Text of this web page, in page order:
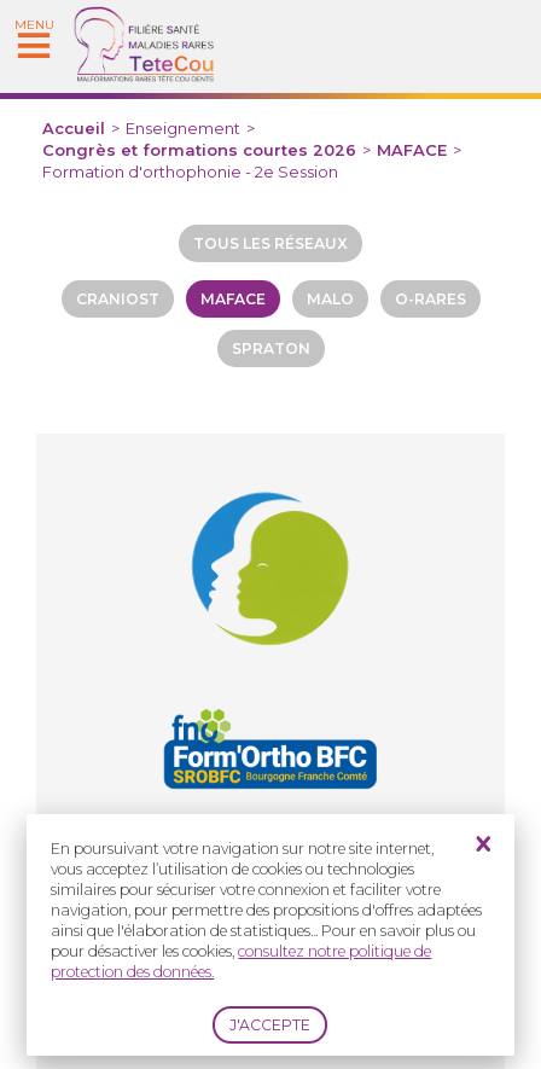
En poursuivant votre navigation sur notre site internet,
vous acceptez l’utilisation de cookies ou technologies
similaires pour sécuriser votre connexion et faciliter votre
navigation, pour permettre des propositions d'offres adaptées
ainsi que l'élaboration de statistiques... Pour en savoir plus ou
pour désactiver les cookies,consultez notre politique de
protection des données.
MENU
Accueil > Enseignement >
Congrès et formations courtes 2026 > MAFACE >
Formation d'orthophonie - 2e Session
TOUS LES RÉSEAUX
CRANIOST MAFACE MALO O-RARES
SPRATON
Informations
03-04 Juillet 2026
Beaune, France
Site internet
Informations, programme, inscription et